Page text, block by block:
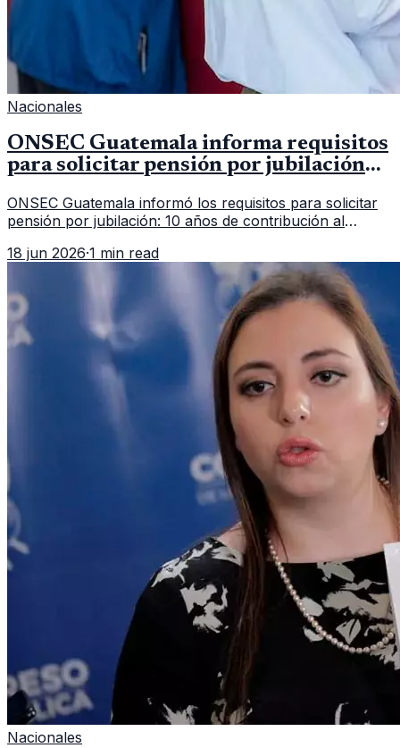
Nacionales
ONSEC Guatemala informa requisitos
para solicitar pensión por jubilación
ONSEC Guatemala informó los requisitos para solicitar
pensión por jubilación: 10 años de contribución al
importar edad.
18 jun 2026·1 min read
Nacionales